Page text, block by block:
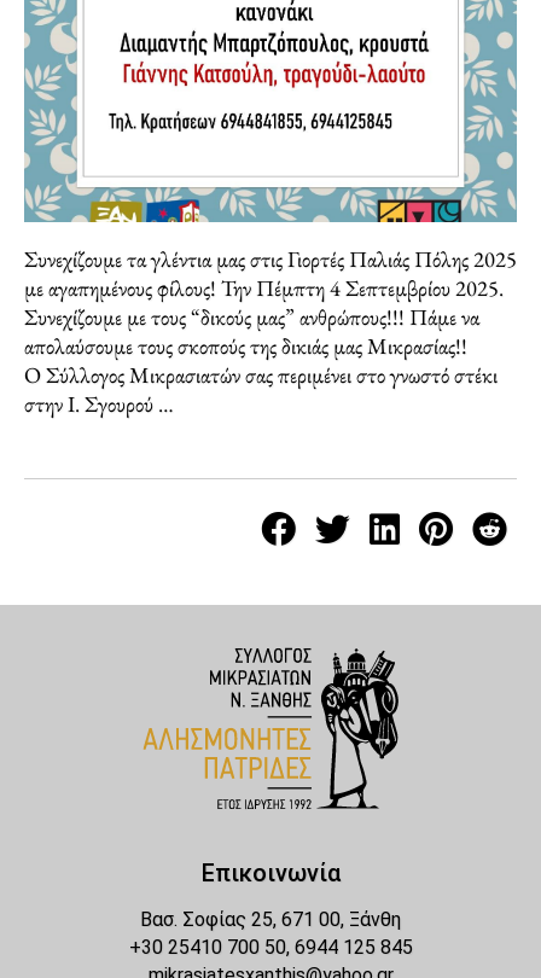
Συνεχίζουμε τα γλέντια μας στις Γιορτές Παλιάς Πόλης 2025
με αγαπημένους φίλους! Την Πέμπτη 4 Σεπτεμβρίου 2025.
Συνεχίζουμε με τους “δικούς μας” ανθρώπους!!! Πάμε να
απολαύσουμε τους σκοπούς της δικιάς μας Μικρασίας!!
Ο Σύλλογος Μικρασιατών σας περιμένει στο γνωστό στέκι
στην Ι. Σγουρού …
Επικοινωνία
Βασ. Σοφίας 25, 671 00, Ξάνθη
+30 25410 700 50, 6944 125 845